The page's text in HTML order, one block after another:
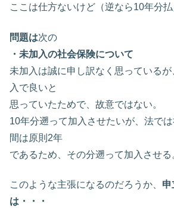
ここは仕方ないけど（逆なら10年分払
問題は次の
・未加入の社会保険について
未加入は誠に申し訳なく思っている
入で良いと
思っていたためで、故意ではない。
10年分遡って加入させたいが、法で
間は原則2年
であるため、その分遡って加入させる
このような主張になるのだろうか、 申
は・・・